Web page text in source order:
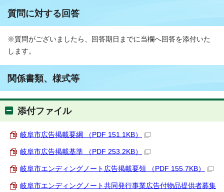
質問に対する回答
※質問がございましたら、回答期日までに当欄へ回答を添付いた
します。
関係書類、様式等
添付ファイル
岐阜市広告掲載要綱 （PDF 151.1KB）
岐阜市広告掲載基準 （PDF 253.2KB）
岐阜市エンディングノート広告掲載要領 （PDF 155.7KB）
岐阜市エンディングノート共同発行事業広告付物品提供者募集